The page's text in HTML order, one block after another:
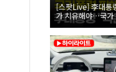
[스팟Live] 李대통
가 치유해야…국가
26.08.07 국가폭력